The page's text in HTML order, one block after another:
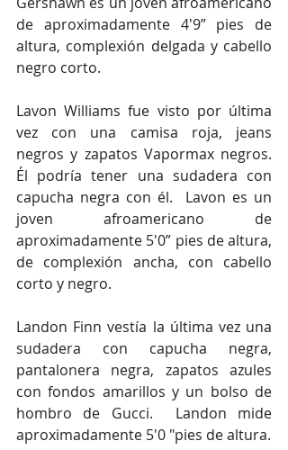
de aproximadamente 4'9” pies de
altura, complexión delgada y cabello
negro corto.
Lavon Williams fue visto por última
vez con una camisa roja, jeans
negros y zapatos Vapormax negros.
Él podría tener una sudadera con
capucha negra con él.  Lavon es un
joven afroamericano de
aproximadamente 5'0” pies de altura,
de complexión ancha, con cabello
corto y negro.
Landon Finn vestía la última vez una
sudadera con capucha negra,
pantalonera negra, zapatos azules
con fondos amarillos y un bolso de
hombro de Gucci.  Landon mide
aproximadamente 5'0 "pies de altura.